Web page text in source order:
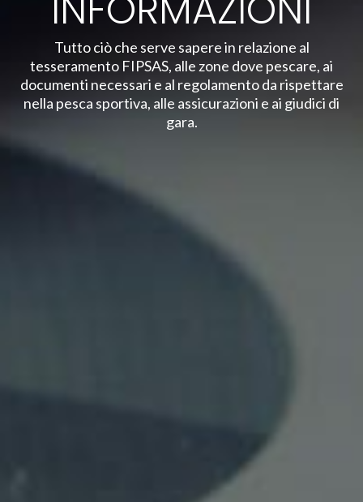
Tutto ciò che serve sapere in relazione al
tesseramento FIPSAS, alle zone dove pescare, ai
documenti necessari e al regolamento da rispettare
nella pesca sportiva, alle assicurazioni e ai giudici di
gara.